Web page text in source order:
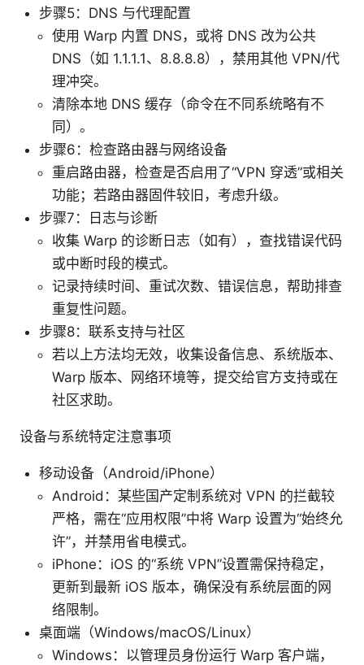
步骤5：DNS 与代理配置
使用 Warp 内置 DNS，或将 DNS 改为公共
DNS（如 1.1.1.1、8.8.8.8），禁用其他 VPN/代
理冲突。
清除本地 DNS 缓存（命令在不同系统略有不
同）。
步骤6：检查路由器与网络设备
重启路由器，检查是否启用了“VPN 穿透”或相关
功能；若路由器固件较旧，考虑升级。
步骤7：日志与诊断
收集 Warp 的诊断日志（如有），查找错误代码
或中断时段的模式。
记录持续时间、重试次数、错误信息，帮助排查
重复性问题。
步骤8：联系支持与社区
若以上方法均无效，收集设备信息、系统版本、
Warp 版本、网络环境等，提交给官方支持或在
社区求助。
设备与系统特定注意事项
移动设备（Android/iPhone）
Android：某些国产定制系统对 VPN 的拦截较
严格，需在“应用权限”中将 Warp 设置为“始终允
许”，并禁用省电模式。
iPhone：iOS 的“系统 VPN”设置需保持稳定，
更新到最新 iOS 版本，确保没有系统层面的网
络限制。
桌面端（Windows/macOS/Linux）
Windows：以管理员身份运行 Warp 客户端，